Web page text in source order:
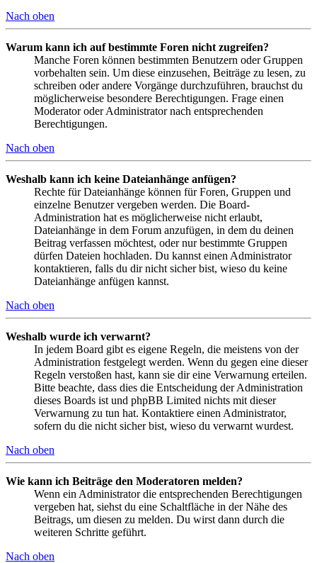
Nach oben
Warum kann ich auf bestimmte Foren nicht zugreifen?
Manche Foren können bestimmten Benutzern oder Gruppen
vorbehalten sein. Um diese einzusehen, Beiträge zu lesen, zu
schreiben oder andere Vorgänge durchzuführen, brauchst du
möglicherweise besondere Berechtigungen. Frage einen
Moderator oder Administrator nach entsprechenden
Berechtigungen.
Nach oben
Weshalb kann ich keine Dateianhänge anfügen?
Rechte für Dateianhänge können für Foren, Gruppen und
einzelne Benutzer vergeben werden. Die Board-
Administration hat es möglicherweise nicht erlaubt,
Dateianhänge in dem Forum anzufügen, in dem du deinen
Beitrag verfassen möchtest, oder nur bestimmte Gruppen
dürfen Dateien hochladen. Du kannst einen Administrator
kontaktieren, falls du dir nicht sicher bist, wieso du keine
Dateianhänge anfügen kannst.
Nach oben
Weshalb wurde ich verwarnt?
In jedem Board gibt es eigene Regeln, die meistens von der
Administration festgelegt werden. Wenn du gegen eine dieser
Regeln verstoßen hast, kann sie dir eine Verwarnung erteilen.
Bitte beachte, dass dies die Entscheidung der Administration
dieses Boards ist und phpBB Limited nichts mit dieser
Verwarnung zu tun hat. Kontaktiere einen Administrator,
sofern du die nicht sicher bist, wieso du verwarnt wurdest.
Nach oben
Wie kann ich Beiträge den Moderatoren melden?
Wenn ein Administrator die entsprechenden Berechtigungen
vergeben hat, siehst du eine Schaltfläche in der Nähe des
Beitrags, um diesen zu melden. Du wirst dann durch die
weiteren Schritte geführt.
Nach oben